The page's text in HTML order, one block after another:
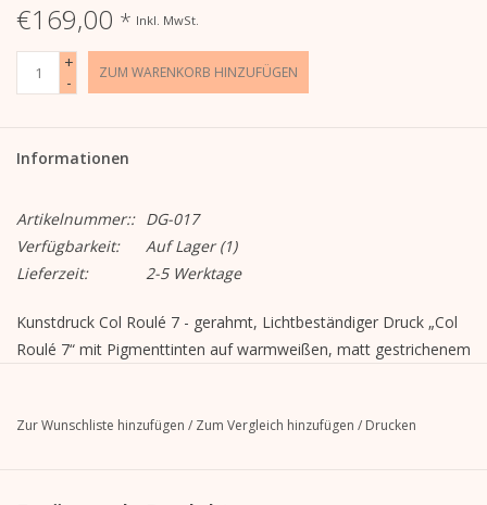
€169,00 * Inkl. MwSt.
+
-
ZUM WARENKORB HINZUFÜGEN
Informationen
Artikelnummer:: DG-017
Verfügbarkeit:
Auf Lager(1)
Lieferzeit:
2-5 Werktage
Kunstdruck Col Roulé 7 - gerahmt, Lichtbeständiger Druck „Col
Roulé 7“ mit Pigmenttinten auf warmweißen, matt gestrichenem
Zur Wunschliste hinzufügen / Zum Vergleich hinzufügen / Drucken